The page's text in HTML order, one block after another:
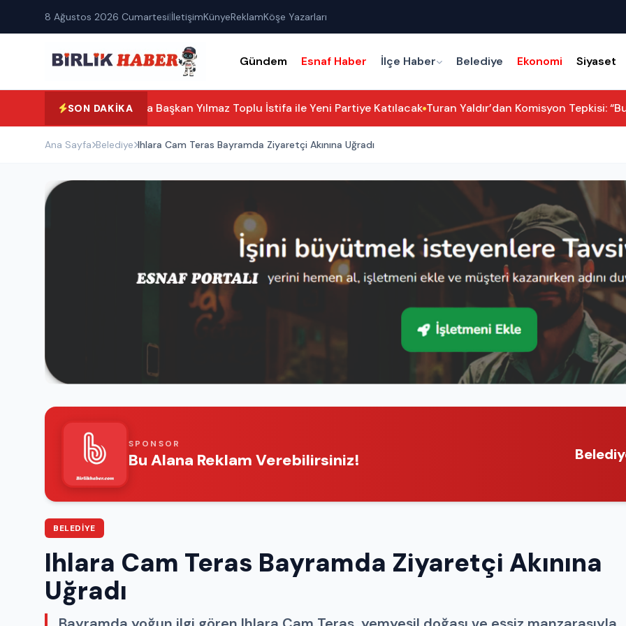
8 Ağustos 2026 Cumartesi|İletişimKünyeReklamKöşe Yazarları
Gündem Esnaf Haber İlçe Haber Belediye Ekonomi Siyaset
SON DAKIKA
Taşpınar’da Başkan Yılmaz Toplu İstifa ile Yeni Partiye Katılacak Turan Yaldır’dan Komisyon Tepkisi: “Bu
Ana Sayfa Belediye Ihlara Cam Teras Bayramda Ziyaretçi Akınına Uğradı
SPONSOR
Bu Alana Reklam Verebilirsiniz!
BELEDIYE
Ihlara Cam Teras Bayramda Ziyaretçi Akınına
Uğradı